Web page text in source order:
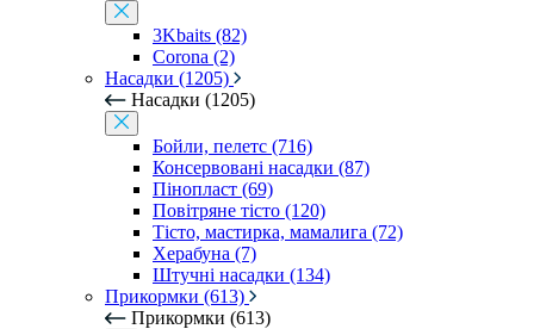
3Kbaits (82)
Corona (2)
Насадки (1205)
Насадки (1205)
Бойли, пелетс (716)
Консервовані насадки (87)
Пінопласт (69)
Повітряне тісто (120)
Тісто, мастирка, мамалига (72)
Херабуна (7)
Штучні насадки (134)
Прикормки (613)
Прикормки (613)